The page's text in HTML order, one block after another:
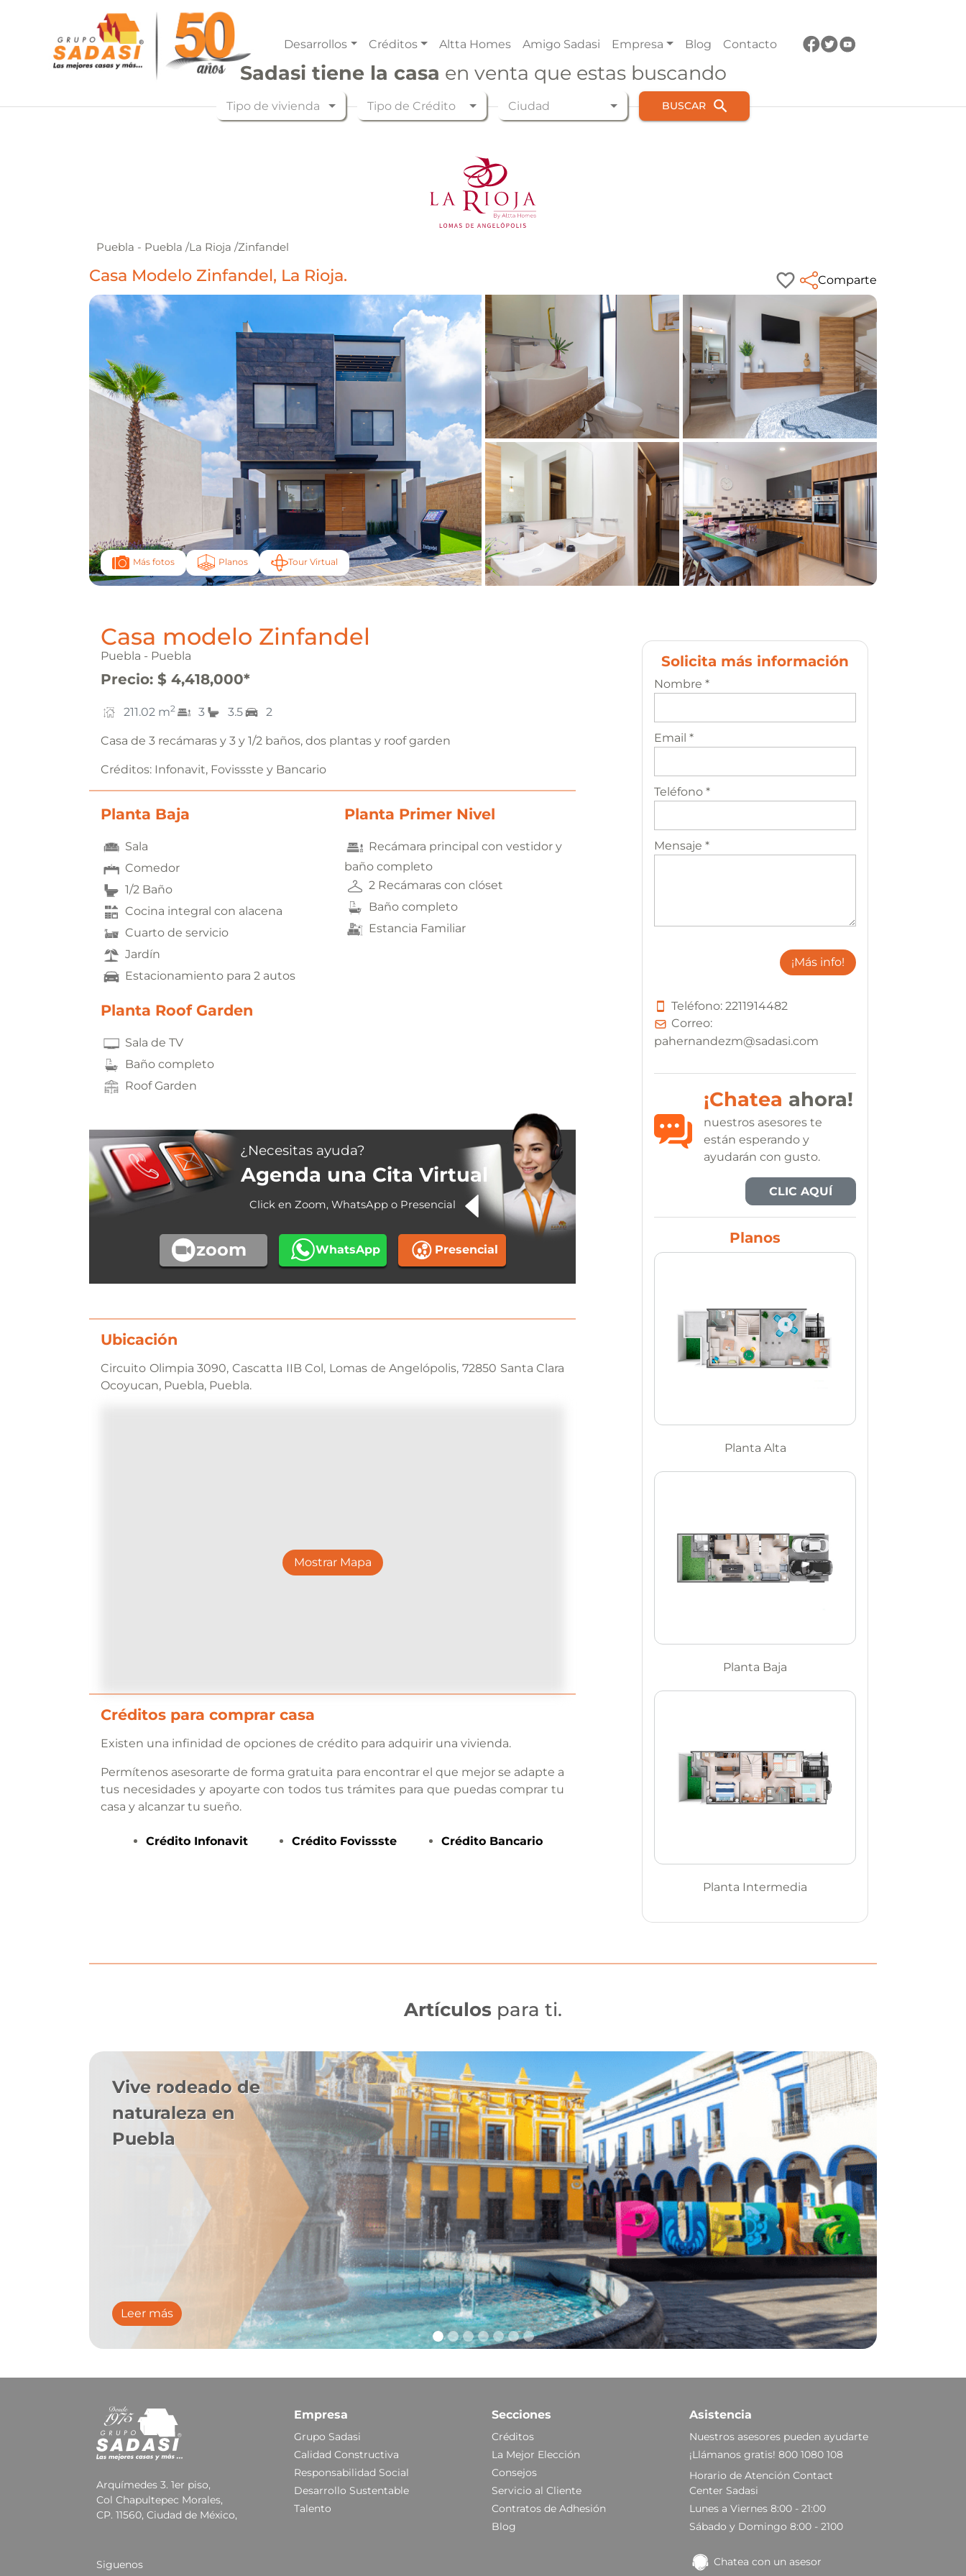
Desarrollos Créditos Altta Homes Amigo Sadasi Empresa Blog Contacto
Sadasi tiene la casa en venta que estas buscando
Tipo de vivienda Tipo de Crédito Ciudad BUSCAR
Puebla - Puebla /La Rioja /Zinfandel
Casa Modelo Zinfandel, La Rioja. Comparte
Más fotos Planos Tour Virtual
Casa modelo Zinfandel
Puebla - Puebla
Precio: $ 4,418,000*
211.02 m2 3 3.5 2
Casa de 3 recámaras y 3 y 1/2 baños, dos plantas y roof garden
Créditos: Infonavit, Fovissste y Bancario
Planta Baja
Sala
Comedor
1/2 Baño
Cocina integral con alacena
Cuarto de servicio
Jardín
Estacionamiento para 2 autos
Planta Primer Nivel
Recámara principal con vestidor y
baño completo
2 Recámaras con clóset
Baño completo
Estancia Familiar
Planta Roof Garden
Sala de TV
Baño completo
Roof Garden
¿Necesitas ayuda?
Agenda una Cita Virtual
Click en Zoom, WhatsApp o Presencial
zoom WhatsApp Presencial
Ubicación
Circuito Olimpia 3090, Cascatta IIB Col, Lomas de Angelópolis, 72850 Santa Clara
Ocoyucan, Puebla, Puebla.
Mostrar Mapa
Créditos para comprar casa
Existen una infinidad de opciones de crédito para adquirir una vivienda.
Permítenos asesorarte de forma gratuita para encontrar el que mejor se adapte a
tus necesidades y apoyarte con todos tus trámites para que puedas comprar tu
casa y alcanzar tu sueño.
Crédito Infonavit Crédito Fovissste Crédito Bancario
Solicita más información
Nombre *
Email *
Teléfono *
Mensaje *
¡Más info!
Teléfono:2211914482
Correo:
pahernandezm@sadasi.com
¡Chatea ahora!
nuestros asesores te
están esperando y
ayudarán con gusto.
CLIC AQUÍ
Planos
Planta Alta
Planta Baja
Planta Intermedia
Artículos para ti.
Vive rodeado de
naturaleza en
Puebla
Leer más
Arquímedes 3. 1er piso,
Col Chapultepec Morales,
CP. 11560, Ciudad de México,
Siguenos
Empresa
Grupo Sadasi
Calidad Constructiva
Responsabilidad Social
Desarrollo Sustentable
Talento
Secciones
Créditos
La Mejor Elección
Consejos
Servicio al Cliente
Contratos de Adhesión
Blog
Asistencia
Nuestros asesores pueden ayudarte
¡Llámanos gratis! 800 1080 108
Horario de Atención Contact
Center Sadasi
Lunes a Viernes 8:00 - 21:00
Sábado y Domingo 8:00 - 2100
Chatea con un asesor